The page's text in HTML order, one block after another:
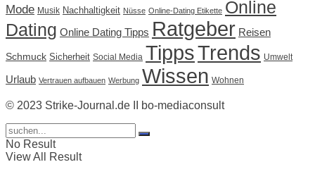
Mode Musik Nachhaltigkeit Nüsse Online-Dating Etikette Online
Dating Online Dating Tipps Ratgeber Reisen
Schmuck Sicherheit Social Media TippsTrends Umwelt
Urlaub Vertrauen aufbauen Werbung Wissen Wohnen
© 2023 Strike-Journal.de II bo-mediaconsult
No Result
View All Result